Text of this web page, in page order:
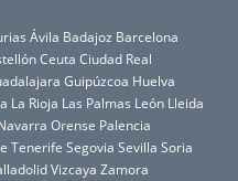
Ávila Badajoz Barcelona
Ceuta Ciudad Real
Guipúzcoa Huelva
La Rioja Las Palmas León Lleida
Orense Palencia
Tenerife Segovia Sevilla Soria
Vizcaya Zamora